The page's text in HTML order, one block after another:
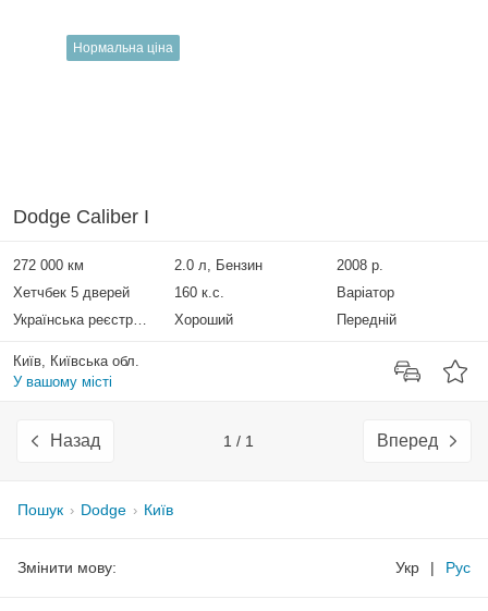
Нормальна ціна
Dodge Caliber I
272 000 км 2.0 л, Бензин
2008 р.
Хетчбек 5 дверей
160 к.с.
Варіатор
Українська реєстрація
Хороший Передній
Київ, Київська обл.
У вашому місті
Назад 1 / 1 Вперед
Пошук Dodge Київ
Змінити мову: Укр | Рус